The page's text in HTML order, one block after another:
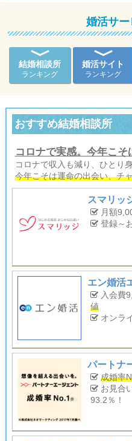
婚活サ
結婚相談所
ランキング
婚活サイト
ランキング
おすすめ結婚相談所
コロナで実感。今年こそ
コロナで収入も減り、ひとり
今年こそは運命の出会い、チ
スマリッ
月額
登録～
エン婚活
入会費
値
オンラ
パートナ
成婚率
お見合
93.2％！